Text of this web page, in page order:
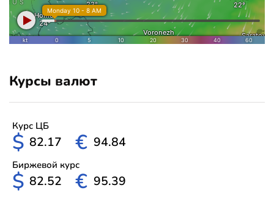
Курсы валют
Курс ЦБ
$ 82.17 € 94.84
Биржевой курс
$ 82.52 € 95.39